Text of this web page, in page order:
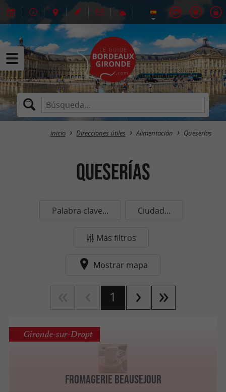
inicio Direcciones útiles Alimentación Queserías
Queserías
Palabra clave... Ciudad...
Más filtros
Mostrar mapa
1
Fromagerie Beausejour
Gironde-sur-Dropt